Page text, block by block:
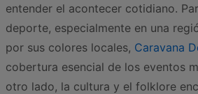
entender el acontecer cotidiano.
deporte, especialmente en una
por sus colores locales, Caravana
cobertura esencial de los eventos
otro lado, la cultura y el folklore